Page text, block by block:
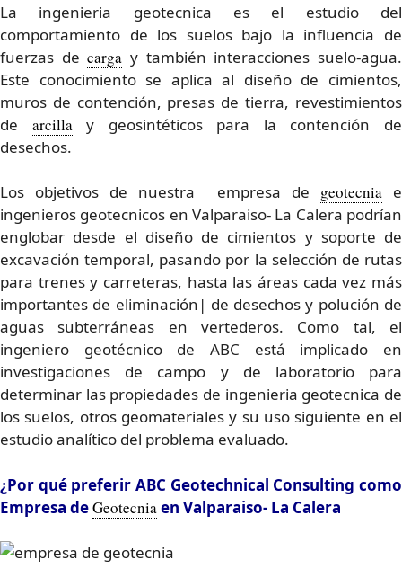
La ingenieria geotecnica es el estudio del
comportamiento de los suelos bajo la influencia de
fuerzas decarga y también interacciones suelo-agua.
Este conocimiento se aplica al diseño de cimientos,
muros de contención, presas de tierra, revestimientos
de arcillay geosintéticos para la contención de
desechos.
Los objetivos de nuestra empresa de geotecniae
ingenieros geotecnicos en Valparaiso- La Calera podrían
englobar desde el diseño de cimientos y soporte de
excavación temporal, pasando por la selección de rutas
para trenes y carreteras, hasta las áreas cada vez más
importantes de eliminación| de desechos y polución de
aguas subterráneas en vertederos. Como tal, el
ingeniero geotécnico de ABC está implicado en
investigaciones de campo y de laboratorio para
determinar las propiedades de ingenieria geotecnica de
los suelos, otros geomateriales y su uso siguiente en el
estudio analítico del problema evaluado.
¿Por qué preferir ABC Geotechnical Consulting como
Empresa deGeotecniaen Valparaiso- La Calera